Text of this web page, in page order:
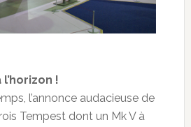
!
l’annonce audacieuse de
Tempest dont un Mk V à